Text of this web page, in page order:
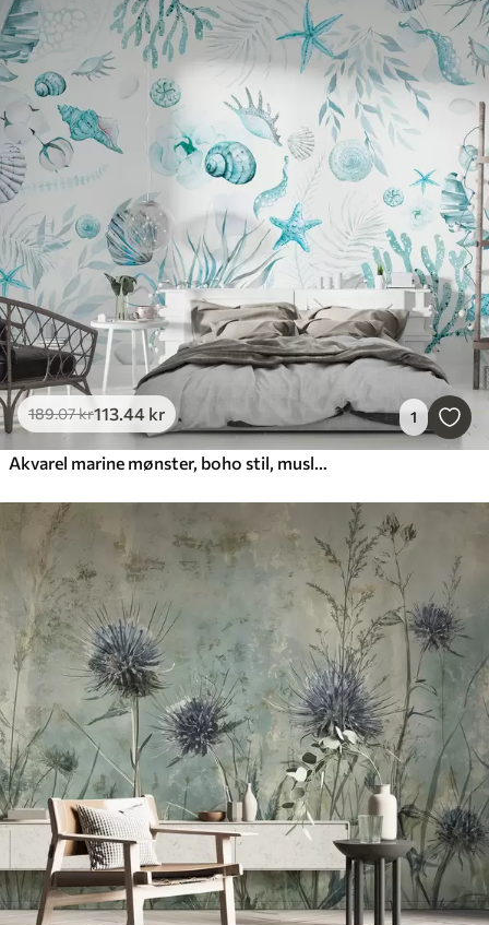
189.07kr113.44 kr 1
Akvarel marine mønster, boho stil, muslingeskaller, koraller, bomuld, blå farver